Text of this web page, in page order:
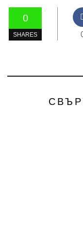
0
SHARES